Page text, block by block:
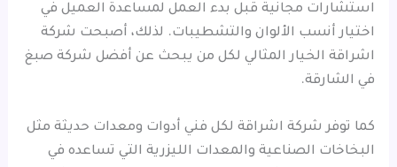
استشارات مجانية قبل بدء العمل لمساعدة العميل في
اختيار أنسب الألوان والتشطيبات. لذلك، أصبحت شركة
اشراقة الخيار المثالي لكل من يبحث عن أفضل شركة صبغ
في الشارقة.
كما توفر شركة اشراقة لكل فني أدوات ومعدات حديثة مثل
البخاخات الصناعية والمعدات الليزرية التي تساعده في